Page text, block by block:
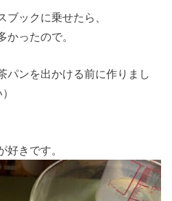
ブックに乗せたら、
かったので。
パンを出かける前に作りまし
好きです。